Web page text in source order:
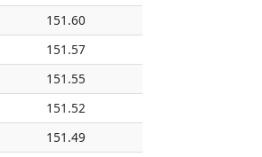
151.60
151.57
151.55
151.52
151.49